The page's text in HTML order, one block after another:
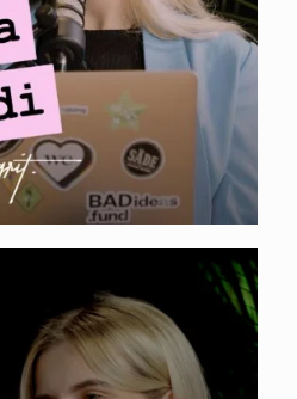
– kogukonna
turg ja partnerlused